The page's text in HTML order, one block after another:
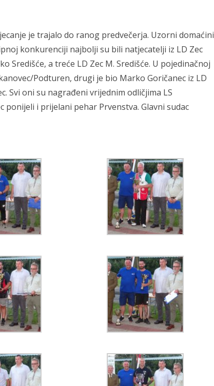
je trajalo do ranog predvečerja. Uzorni domaćini
konkurenciji najbolji su bili natjecatelji iz LD Zec
a treće LD Zec M. Središće. U pojedinačnoj
Podturen, drugi je bio Marko Goričanec iz LD
Svi oni su nagrađeni vrijednim odličjima LS
ponijeli i prijelani pehar Prvenstva. Glavni sudac